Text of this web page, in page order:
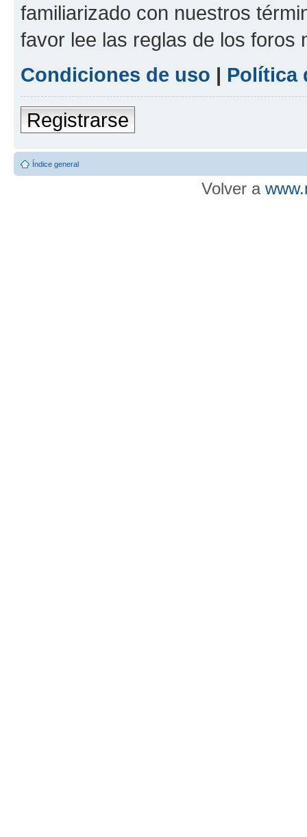
familiarizado con nuestros
favor lee las reglas de los foros
Condiciones de uso | Política
Registrarse
Índice general
Volver a